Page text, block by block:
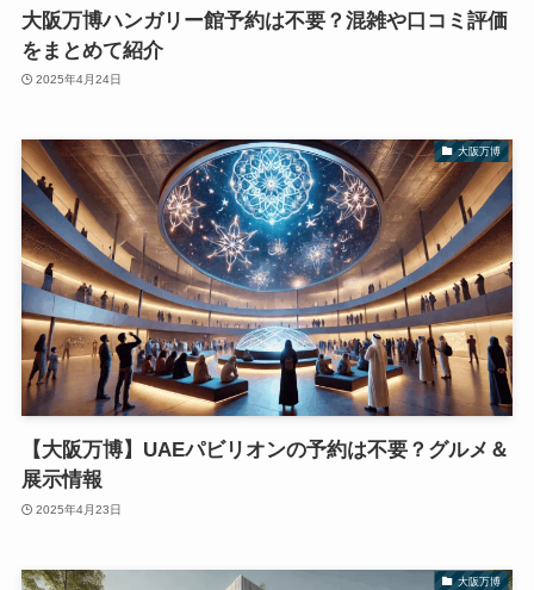
大阪万博ハンガリー館予約は不要？混雑や口コミ評価
をまとめて紹介
2025年4月24日
大阪万博
【大阪万博】UAEパビリオンの予約は不要？グルメ＆
展示情報
2025年4月23日
大阪万博